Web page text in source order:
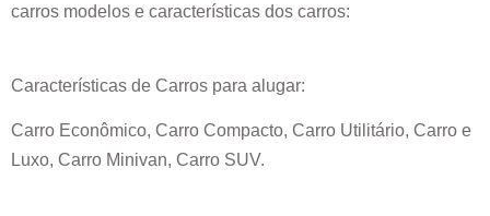
carros modelos e características dos carros:
Características de Carros para alugar:
Carro Econômico, Carro Compacto, Carro Utilitário, Carro e
Luxo, Carro Minivan, Carro SUV.